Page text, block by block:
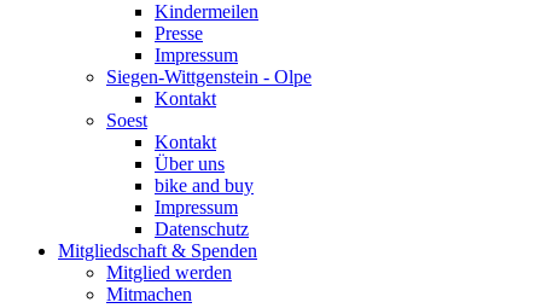
Kindermeilen
Presse
Impressum
Siegen-Wittgenstein - Olpe
Kontakt
Soest
Kontakt
Über uns
bike and buy
Impressum
Datenschutz
Mitgliedschaft & Spenden
Mitglied werden
Mitmachen